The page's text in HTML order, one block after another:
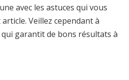
avec les astuces qui vous
Veillez cependant à
garantit de bons résultats à